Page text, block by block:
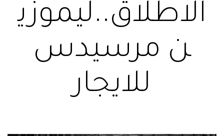
الاطلاق..ليموزي
ن مرسيدس
للايجار